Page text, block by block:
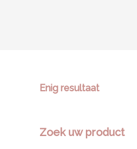
Enig resultaat
Zoek uw product